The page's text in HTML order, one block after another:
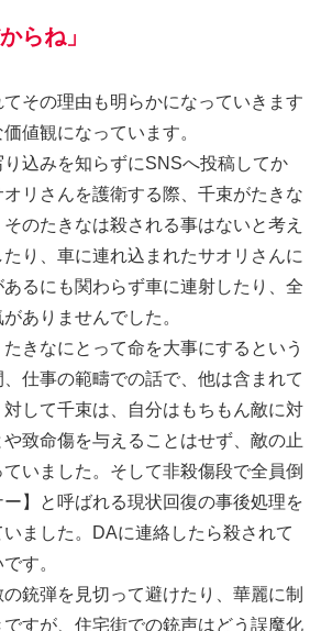
らね」
その理由も明らかになっていきます
値観になっています。
込みを知らずにSNSへ投稿してか
リさんを護衛する際、千束がたきな
のたきなは殺される事はないと考え
り、車に連れ込まれたサオリさんに
るにも関わらず車に連射したり、全
ありませんでした。
きなにとって命を大事にするという
仕事の範疇での話で、他は含まれて
して千束は、自分はもちもん敵に対
致命傷を与えることはせず、敵の止
いました。そして非殺傷段で全員倒
】と呼ばれる現状回復の事後処理を
ました。DAに連絡したら殺されて
す。
銃弾を見切って避けたり、華麗に制
すが、住宅街での銃声はどう誤魔化